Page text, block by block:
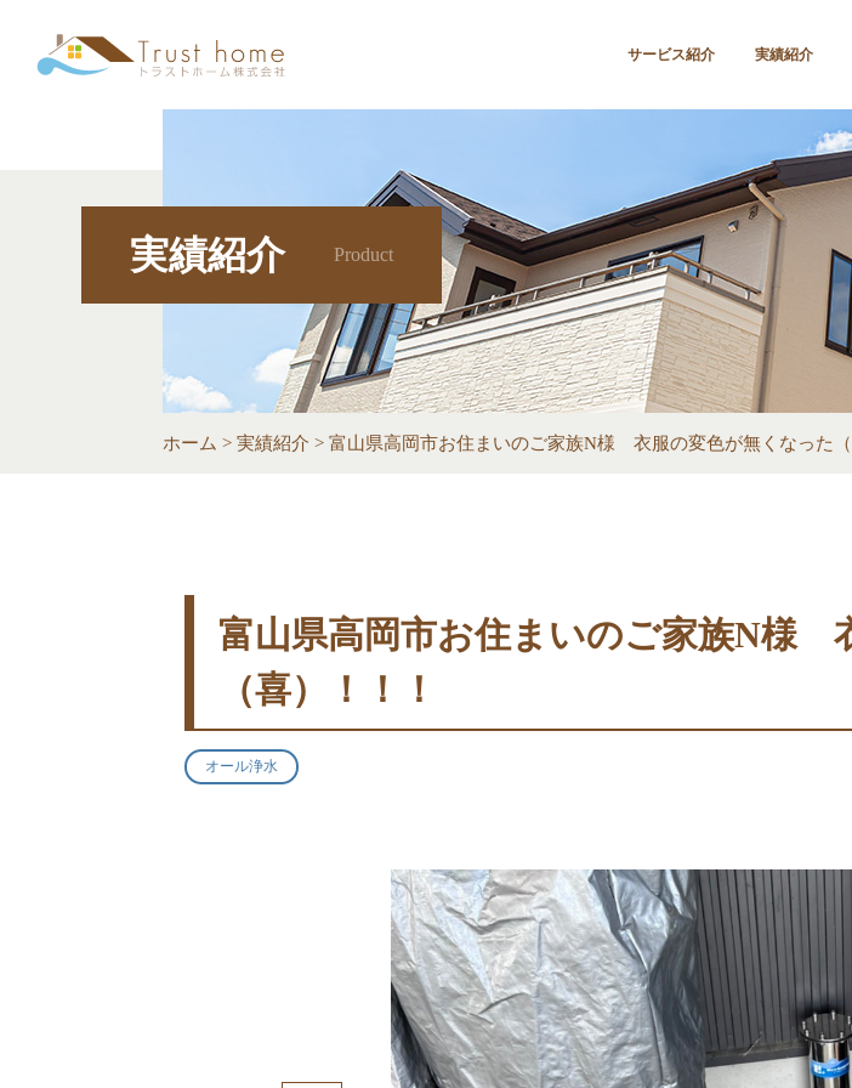
サービス紹介 実績紹介
実績紹介 Product
ホーム >実績紹介 >富山県高岡市お住まいのご家族N様 衣服の変色が無くなった（
富山県高岡市お住まいのご家族N様
（喜）！！！
オール浄水